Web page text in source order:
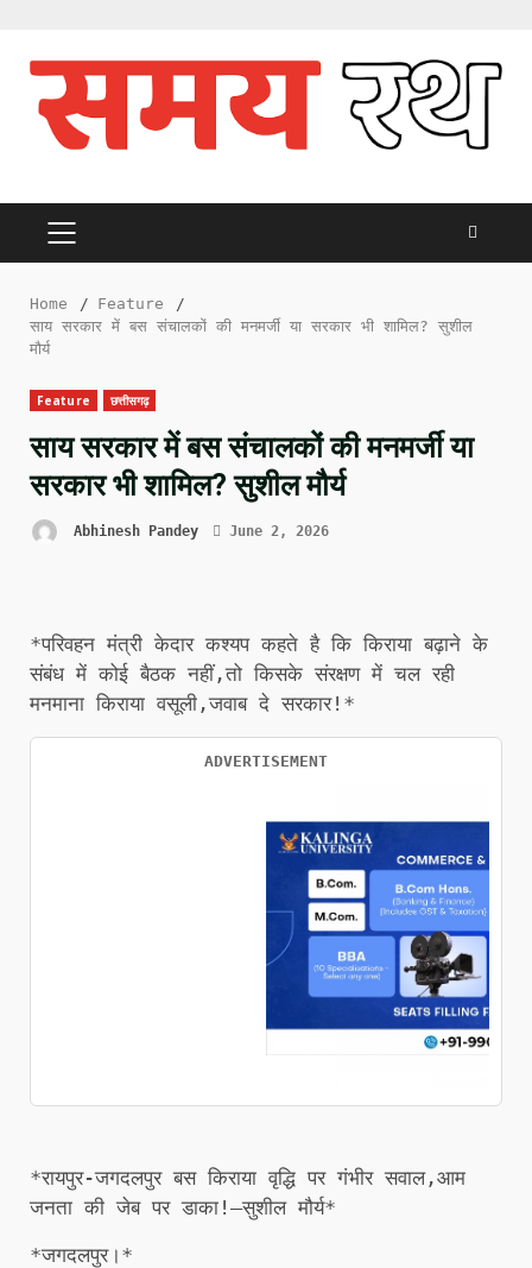
content
PRIMARY
Home
Feature
साय सरकार में बस संचालकों की मनमर्जी या सरकार भी शामिल? सुशील
मौर्य
Feature छत्तीसगढ़
साय सरकार में बस संचालकों की मनमर्जी या
सरकार भी शामिल? सुशील मौर्य
Abhinesh Pandey June 2, 2026
*परिवहन मंत्री केदार कश्यप कहते है कि किराया बढ़ाने के
संबंध में कोई बैठक नहीं,तो किसके संरक्षण में चल रही
मनमाना किराया वसूली,जवाब दे सरकार!*
ADVERTISEMENT
*रायपुर-जगदलपुर बस किराया वृद्धि पर गंभीर सवाल,आम
जनता की जेब पर डाका!–सुशील मौर्य*
*जगदलपुर।*